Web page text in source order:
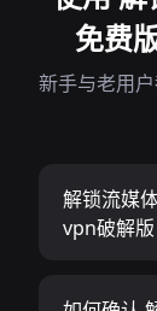
免费
新手与老用
解锁流媒
vpn破解版